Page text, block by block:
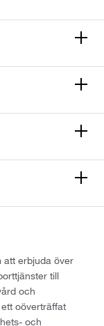
att erbjuda över
till
och
oöverträffat
och